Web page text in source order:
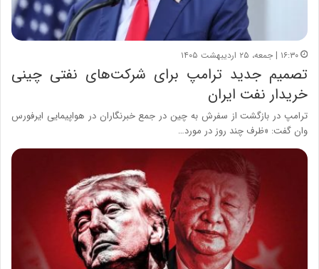
۱۶:۳۰ | جمعه، ۲۵ اردیبهشت ۱۴۰۵
تصمیم جدید ترامپ برای شرکت‌های نفتی چینی
خریدار نفت ایران
ترامپ در بازگشت از سفرش به چین در جمع خبرنگاران در هواپیمایی ایرفورس
وان گفت: «ظرف چند روز در مورد…